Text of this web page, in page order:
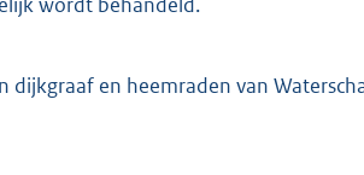
K
en heemraden van